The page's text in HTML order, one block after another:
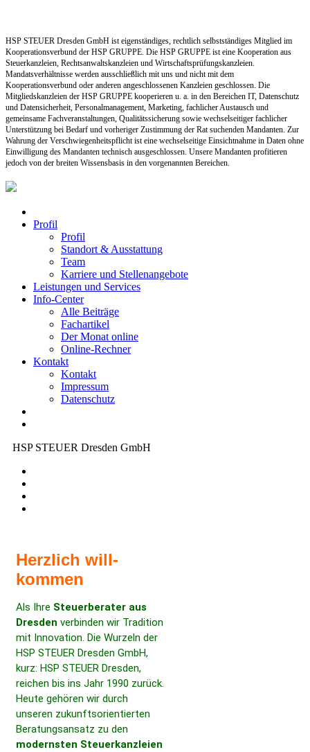
HSP STEUER Dresden GmbH ist eigenständiges, rechtlich selbstständiges Mitglied im
Kooperationsverbund der HSP GRUPPE. Die HSP GRUPPE ist eine Kooperation aus
Steuerkanzleien, Rechtsanwaltskanzleien und Wirtschaftsprüfungskanzleien.
Mandatsverhältnisse werden ausschließlich mit uns und nicht mit dem
Kooperationsverbund oder anderen angeschlossenen Kanzleien geschlossen. Die
Mitgliedskanzleien der HSP GRUPPE kooperieren u. a. in den Bereichen IT, Datenschutz
und Datensicherheit, Personalmanagement, Marketing, fachlicher Austausch und
gemeinsame Fachveranstaltungen, Qualitätssicherung sowie wechselseitiger fachlicher
Unterstützung bei Bedarf und vorheriger Zustimmung der Rat suchenden Mandanten. Zur
Wahrung der Verschwiegenheitspflicht ist eine wechselseitige Einsichtnahme in Daten ohne
Einwilligung des Mandanten technisch ausgeschlossen. Unsere Mandanten profitieren
jedoch von der breiten Wissensbasis in den vorgenannten Bereichen.
Profil
Profil
Standort & Ausstattung
Team
Karriere und Stellenangebote
Leistungen und Services
Info-Center
Alle Beiträge
Fachartikel
Der Monat online
Online-Rechner
Kontakt
Kontakt
Impressum
Datenschutz
HSP STEUER Dresden GmbH
Herz­lich will­
kommen
Als Ihre Steuer­berater aus
Dresden verbinden wir Tradi­tion
mit Inno­va­tion. Die Wurzeln der
HSP STEUER Dresden GmbH,
kurz: HSP STEUER Dresden,
reichen bis ins Jahr 1990 zurück.
Heute gehören wir durch
unseren zukunfts­ori­en­tierten
Bera­tungs­an­satz zu den
modernsten Steuer­kanzleien